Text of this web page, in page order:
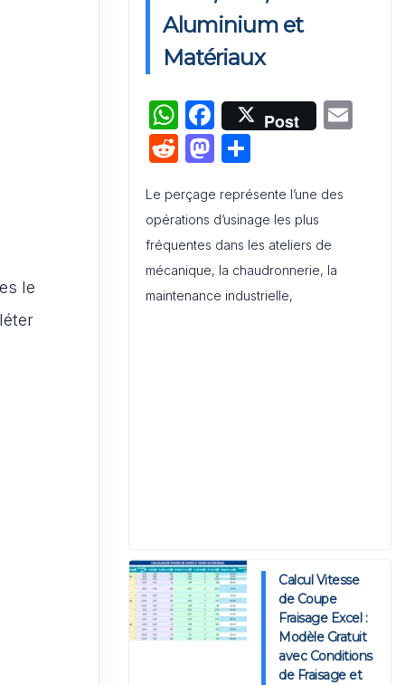
le
Interne et Externe : Canevas
Word
professionnelles pour les 10
métiers du marketing les plus
recherchés
Aluminium et
Matériaux
W
h
at
s
A
p
p
F
a
c
e
b
o
o
Post
R
d
di
t
M
st
o
d
o
ta
g
er
Le perçage représente l’une des
opérations d’usinage les plus
fréquentes dans les ateliers de
mécanique, la chaudronnerie, la
maintenance industrielle,
Calcul Vitesse
de Coupe
Fraisage Excel :
Modèle Gratuit
avec Conditions
de Fraisage et